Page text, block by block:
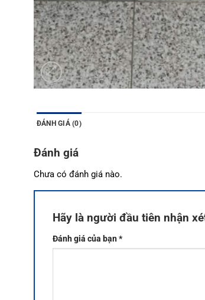
ĐÁNH GIÁ (0)
Đánh giá
Chưa có đánh giá nào.
Hãy là người đầu tiên nhận
Đánh giá của bạn*